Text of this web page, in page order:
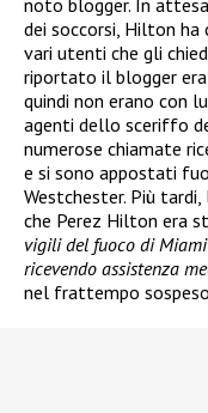
dei soccorsi, Hilton
vari utenti che gli
riportato il blogger
quindi non erano con
agenti dello sceriffo
numerose chiamate
e si sono appostati
Westchester. Più
che Perez Hilton era
vigili del fuoco di
ricevendo assistenza
nel frattempo